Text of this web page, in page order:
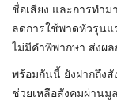
ชื่อเสียง และการทำ
ลดการใช้พาดหัวรุนแ
ไม่มีคำพิพากษา ส่งผ
พร้อมกันนี้ ยังฝากถึง
ช่วยเหลือสังคมผ่าน